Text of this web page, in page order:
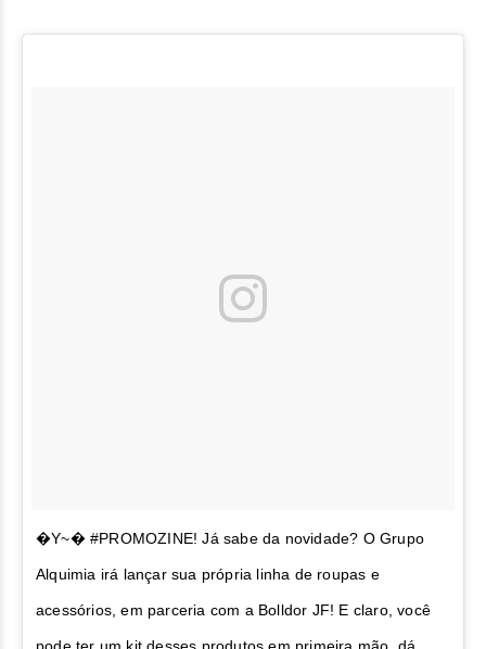
�Y~� #PROMOZINE! Já sabe da novidade? O Grupo
Alquimia irá lançar sua própria linha de roupas e
acessórios, em parceria com a Bolldor JF! E claro, você